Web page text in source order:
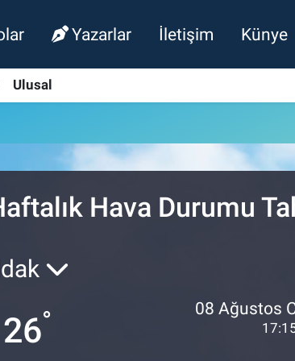
Yazarlar İletişim Künye
Ulusal
Hava Durumu
26° 08 Ağustos